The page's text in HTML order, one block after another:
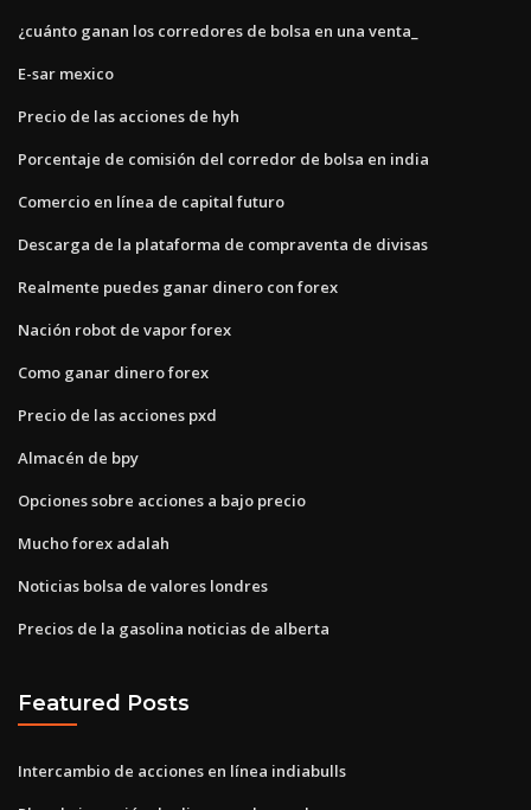
¿cuánto ganan los corredores de bolsa en una venta_
E-sar mexico
Precio de las acciones de hyh
Porcentaje de comisión del corredor de bolsa en india
Comercio en línea de capital futuro
Descarga de la plataforma de compraventa de divisas
Realmente puedes ganar dinero con forex
Nación robot de vapor forex
Como ganar dinero forex
Precio de las acciones pxd
Almacén de bpy
Opciones sobre acciones a bajo precio
Mucho forex adalah
Noticias bolsa de valores londres
Precios de la gasolina noticias de alberta
Featured Posts
Intercambio de acciones en línea indiabulls